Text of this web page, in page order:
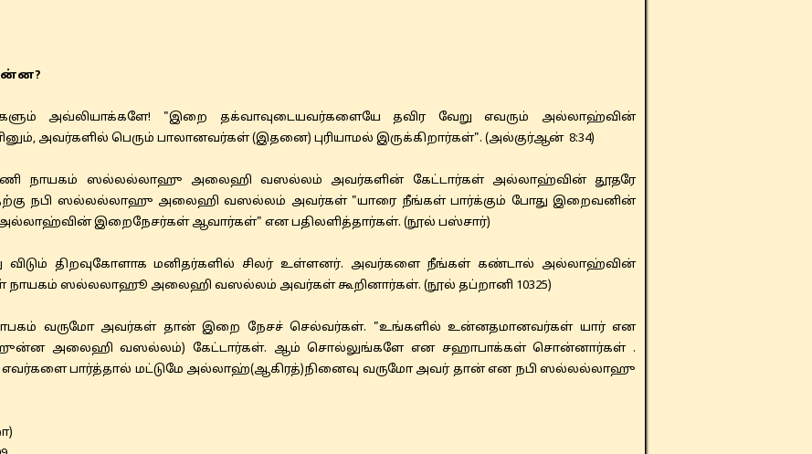
அவ்லியாக்களே! "இறை தக்வாவுடையவர்களையே தவிர வேறு எவரும் அல்லாஹ்வின்
அவர்களில் பெரும் பாலானவர்கள் (இதனை) புரியாமல் இருக்கிறார்கள்". (அல்குர்ஆன் 8:34)
நாயகம் ஸல்லல்லாஹு அலைஹி வஸல்லம் அவர்களின் கேட்டார்கள் அல்லாஹ்வின் தூதரே
நபி ஸல்லல்லாஹு அலைஹி வஸல்லம் அவர்கள் "யாரை நீங்கள் பார்க்கும் போது இறைவனின்
இறைநேசர்கள் ஆவார்கள்" என பதிலளித்தார்கள். (நூல் பஸ்சார்)
திறவுகோளாக மனிதர்களில் சிலர் உள்ளனர். அவர்களை நீங்கள் கண்டால் அல்லாஹ்வின்
நாயகம் ஸல்லலாஹூ அலைஹி வஸல்லம் அவர்கள் கூறினார்கள். (நூல் தப்றானி 10325)
வருமோ அவர்கள் தான் இறை நேசச் செல்வர்கள். "உங்களில் உன்னதமானவர்கள் யார் என
அலைஹி வஸல்லம்) கேட்டார்கள். ஆம் சொல்லுங்களே என சஹாபாக்கள் சொன்னார்கள் .
பார்த்தால் மட்டுமே அல்லாஹ்(ஆகிரத்)நினைவு வருமோ அவர் தான் என நபி ஸல்லல்லாஹு